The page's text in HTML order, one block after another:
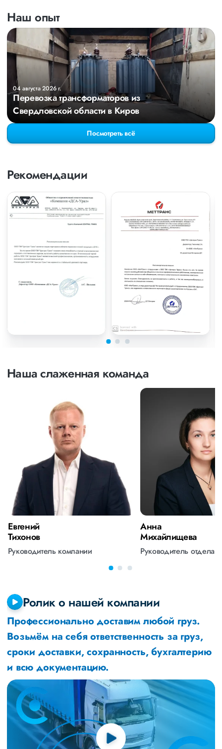
Наш опыт
04 августа 2026 г.
Перевозка трансформаторов из
Свердловской области в Киров
Посмотреть всё
Рекомендации
Наша слаженная команда
Евгений
Тихонов
Руководитель компании
Анна
Михайлищева
Руководитель отдела
Ролик о нашей компании
Профессионально доставим любой груз.
Возьмём на себя ответственность за груз,
сроки доставки, сохранность, бухгалтерию
и всю документацию.